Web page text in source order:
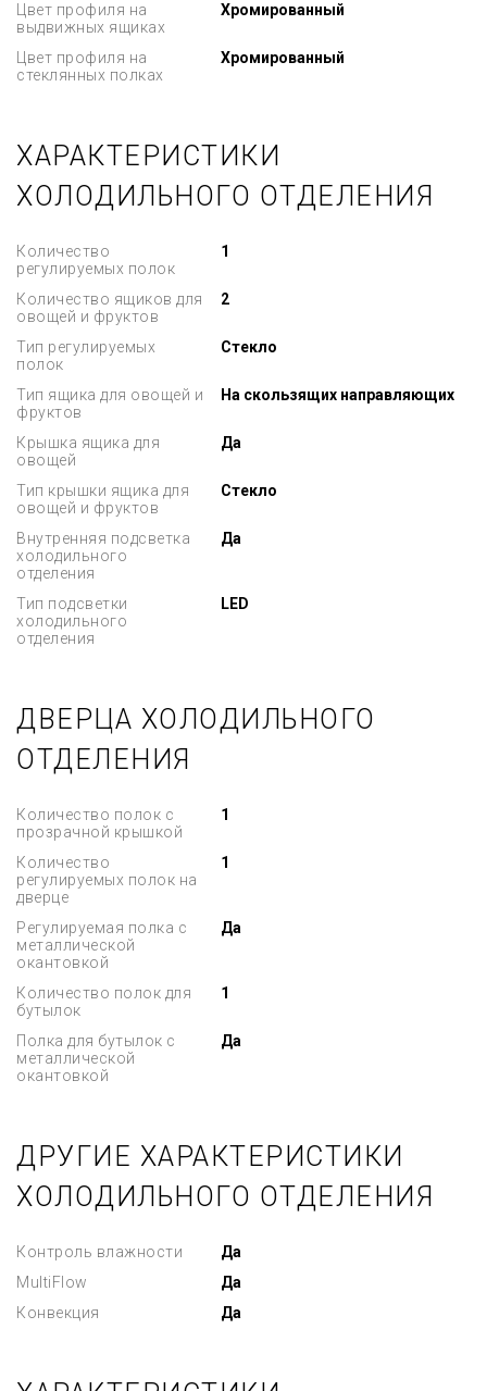
Цвет профиля на
выдвижных ящиках
Хромированный
Цвет профиля на
стеклянных полках
Хромированный
ХАРАКТЕРИСТИКИ
ХОЛОДИЛЬНОГО ОТДЕЛЕНИЯ
Количество
регулируемых полок
1
Количество ящиков для
овощей и фруктов
2
Тип регулируемых
полок
Стекло
Тип ящика для овощей и
фруктов
На скользящих направляющих
Крышка ящика для
овощей
Да
Тип крышки ящика для
овощей и фруктов
Стекло
Внутренняя подсветка
холодильного
отделения
Да
Тип подсветки
холодильного
отделения
LED
ДВЕРЦА ХОЛОДИЛЬНОГО
ОТДЕЛЕНИЯ
Количество полок с
прозрачной крышкой
1
Количество
регулируемых полок на
дверце
1
Регулируемая полка с
металлической
окантовкой
Да
Количество полок для
бутылок
1
Полка для бутылок с
металлической
окантовкой
Да
ДРУГИЕ ХАРАКТЕРИСТИКИ
ХОЛОДИЛЬНОГО ОТДЕЛЕНИЯ
Контроль влажности
Да
MultiFlow
Да
Конвекция
Да